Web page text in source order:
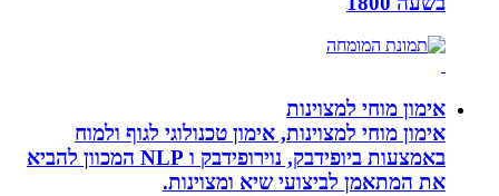
אימון מוחי למצוינות
אימון מוחי למצוינות, אימון טכנולוגי לגוף ולמוח
באמצעות ביופידבק, נוירופידבק ו NLP המכוון להביא
את המתאמן לביצועי שיא ומצוינות.